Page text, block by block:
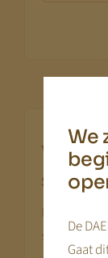
Van
Het
service
We
De
Gaat